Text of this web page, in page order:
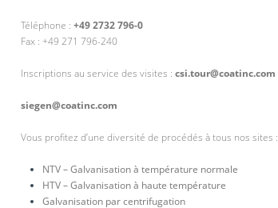
Téléphone : +49 2732 796-0
Fax : +49 271 796-240
Inscriptions au service des visites : csi.tour@coatinc.com
siegen@coatinc.com
Vous profitez d’une diversité de procédés à tous nos sites :
NTV – Galvanisation à température normale
HTV – Galvanisation à haute température
Galvanisation par centrifugation